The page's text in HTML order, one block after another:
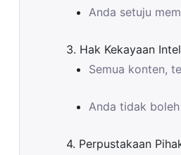
Anda setuju
3. Hak Kekayaan
Semua konten,
Anda tidak
4. Perpustakaan